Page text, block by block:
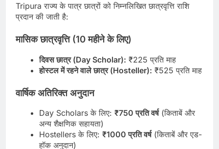
Tripura राज्य के पात्र छात्रों को निम्नलिखित छात्रवृत्ति राशि
प्रदान की जाती है:
मासिक छात्रवृत्ति (10 महीने के लिए)
दिवस छात्र (Day Scholar): ₹225 प्रति माह
होस्टल में रहने वाले छात्र (Hosteller): ₹525 प्रति माह
वार्षिक अतिरिक्त अनुदान
Day Scholars के लिए: ₹750 प्रति वर्ष(किताबें और
अन्य शैक्षणिक सहायता)
Hostellers के लिए: ₹1000 प्रति वर्ष(किताबें और एड-
हॉक अनुदान)